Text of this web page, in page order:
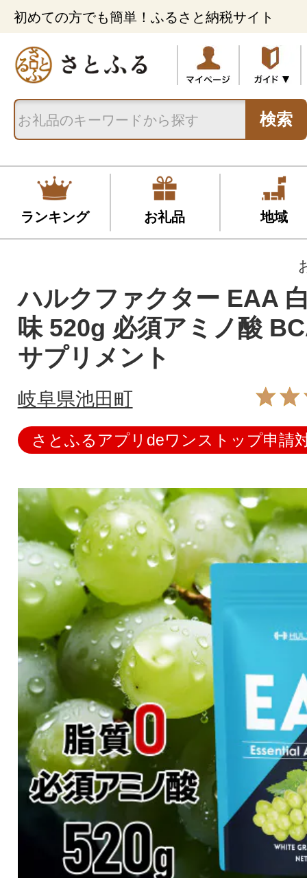
初めての方でも簡単！ふるさと納税サイト
検索
ランキング お礼品 地域
ハルクファクター EAA
味 520g 必須アミノ酸
サプリメント
岐阜県池田町
さとふるアプリdeワンストップ申請